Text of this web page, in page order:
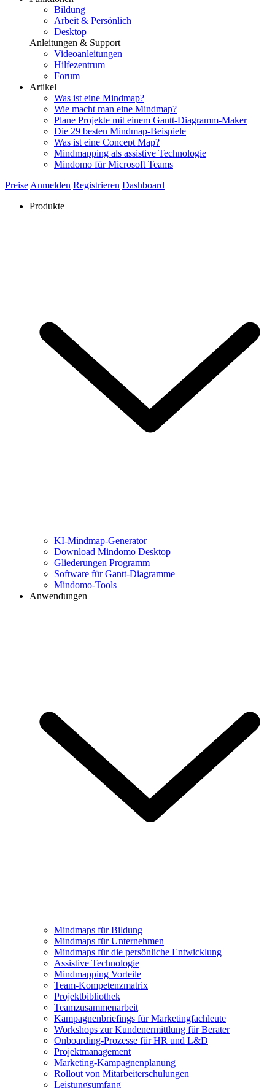
Bildung
Arbeit & Persönlich
Desktop
Anleitungen & Support
Videoanleitungen
Hilfezentrum
Forum
Artikel
Was ist eine Mindmap?
Wie macht man eine Mindmap?
Plane Projekte mit einem Gantt-Diagramm-Maker
Die 29 besten Mindmap-Beispiele
Was ist eine Concept Map?
Mindmapping als assistive Technologie
Mindomo für Microsoft Teams
Preise Anmelden Registrieren Dashboard
Produkte
KI-Mindmap-Generator
Download Mindomo Desktop
Gliederungen Programm
Software für Gantt-Diagramme
Mindomo-Tools
Anwendungen
Mindmaps für Bildung
Mindmaps für Unternehmen
Mindmaps für die persönliche Entwicklung
Assistive Technologie
Mindmapping Vorteile
Team-Kompetenzmatrix
Projektbibliothek
Teamzusammenarbeit
Kampagnenbriefings für Marketingfachleute
Workshops zur Kundenermittlung für Berater
Onboarding-Prozesse für HR und L&D
Projektmanagement
Marketing-Kampagnenplanung
Rollout von Mitarbeiterschulungen
Leistungsumfang